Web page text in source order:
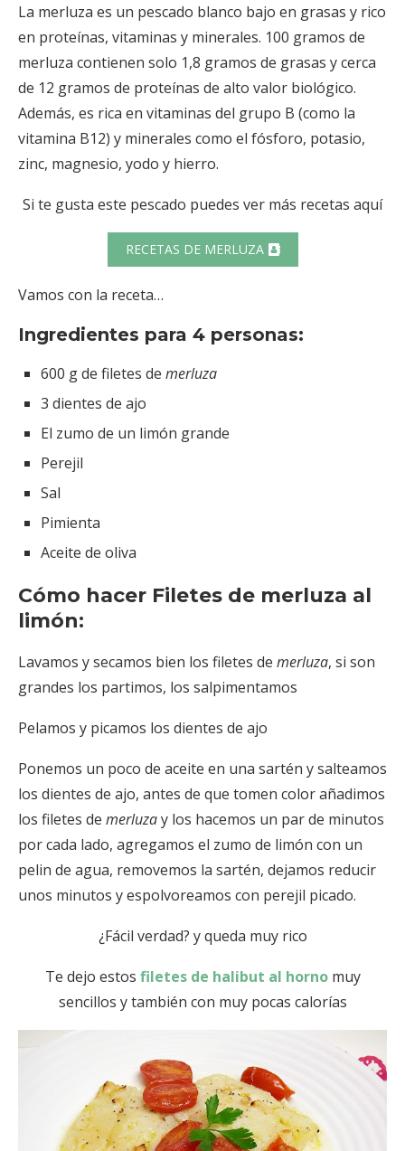
La merluza es un pescado blanco bajo en grasas y rico
en proteínas, vitaminas y minerales. 100 gramos de
merluza contienen solo 1,8 gramos de grasas y cerca
de 12 gramos de proteínas de alto valor biológico.
Además, es rica en vitaminas del grupo B (como la
vitamina B12) y minerales como el fósforo, potasio,
zinc, magnesio, yodo y hierro.
Si te gusta este pescado puedes ver más recetas aquí
RECETAS DE MERLUZA
Vamos con la receta…
Ingredientes para 4 personas:
600 g de filetes de merluza
3 dientes de ajo
El zumo de un limón grande
Perejil
Sal
Pimienta
Aceite de oliva
Cómo hacer Filetes de merluza al
limón:
Lavamos y secamos bien los filetes de merluza, si son
grandes los partimos, los salpimentamos
Pelamos y picamos los dientes de ajo
Ponemos un poco de aceite en una sartén y salteamos
los dientes de ajo, antes de que tomen color añadimos
los filetes de merluzay los hacemos un par de minutos
por cada lado, agregamos el zumo de limón con un
pelin de agua, removemos la sartén, dejamos reducir
unos minutos y espolvoreamos con perejil picado.
¿Fácil verdad? y queda muy rico
Te dejo estos filetes de halibut al hornomuy
sencillos y también con muy pocas calorías